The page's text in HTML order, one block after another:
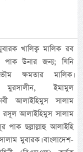
খালিক্ব মালিক রব
পাক উনার জন্য; যিনি
ক্ষমতার মালিক।
মুরসালীন, ইমামুল
আলাইহিমুস সালাম
রসূল আলাইহিমুস সালাম
পাক ছল্লাল্লাহু আলাইহি
মুবারক। বাংলাদেশ-